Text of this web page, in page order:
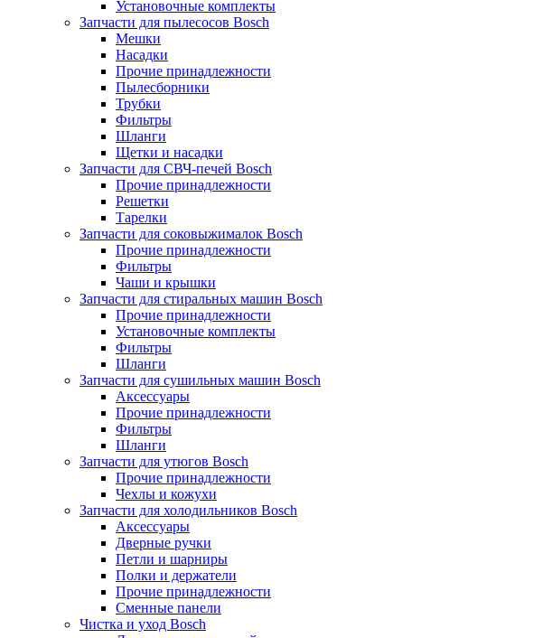
Установочные комплекты
Запчасти для пылесосов Bosch
Мешки
Насадки
Прочие принадлежности
Пылесборники
Трубки
Фильтры
Шланги
Щетки и насадки
Запчасти для СВЧ-печей Bosch
Прочие принадлежности
Решетки
Тарелки
Запчасти для соковыжималок Bosch
Прочие принадлежности
Фильтры
Чаши и крышки
Запчасти для стиральных машин Bosch
Прочие принадлежности
Установочные комплекты
Фильтры
Шланги
Запчасти для сушильных машин Bosch
Аксессуары
Прочие принадлежности
Фильтры
Шланги
Запчасти для утюгов Bosch
Прочие принадлежности
Чехлы и кожухи
Запчасти для холодильников Bosch
Аксессуары
Дверные ручки
Петли и шарниры
Полки и держатели
Прочие принадлежности
Сменные панели
Чистка и уход Bosch